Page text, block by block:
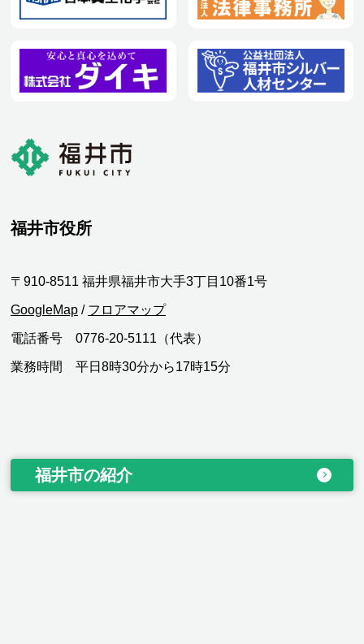
福井市役所
〒910-8511 福井県福井市大手3丁目10番1号
GoogleMap / フロアマップ
電話番号 0776-20-5111（代表）
業務時間 平日8時30分から17時15分
福井市の紹介